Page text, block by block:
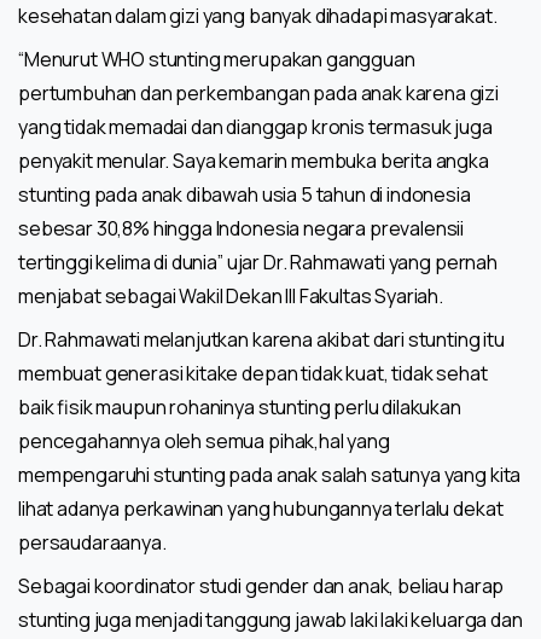
kesehatan dalam gizi yang banyak dihadapi masyarakat.
“Menurut WHO stunting merupakan gangguan
pertumbuhan dan perkembangan pada anak karena gizi
yang tidak memadai dan dianggap kronis termasuk juga
penyakit menular. Saya kemarin membuka berita angka
stunting pada anak dibawah usia 5 tahun di indonesia
sebesar 30,8% hingga Indonesia negara prevalensii
tertinggi kelima di dunia” ujar Dr. Rahmawati yang pernah
menjabat sebagai Wakil Dekan III Fakultas Syariah.
Dr. Rahmawati melanjutkan karena akibat dari stunting itu
membuat generasi kitake depan tidak kuat, tidak sehat
baik fisik maupun rohaninya stunting perlu dilakukan
pencegahannya oleh semua pihak,hal yang
mempengaruhi stunting pada anak salah satunya yang kita
lihat adanya perkawinan yang hubungannya terlalu dekat
persaudaraanya.
Sebagai koordinator studi gender dan anak, beliau harap
stunting juga menjadi tanggung jawab laki laki keluarga dan